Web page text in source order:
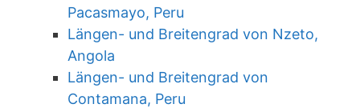
Pacasmayo, Peru
Längen- und Breitengrad von Nzeto,
Angola
Längen- und Breitengrad von
Contamana, Peru